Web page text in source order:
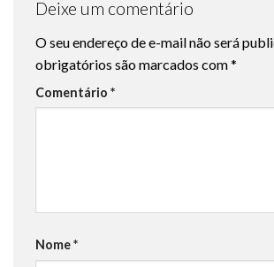
Deixe um comentário
O seu endereço de e-mail não será
obrigatórios são marcados com*
Comentário *
Nome*